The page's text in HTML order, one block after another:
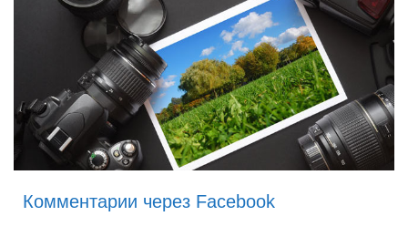
Комментарии через Facebook